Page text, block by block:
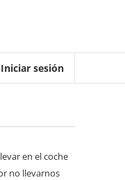
Iniciar sesión
en el coche
no llevarnos